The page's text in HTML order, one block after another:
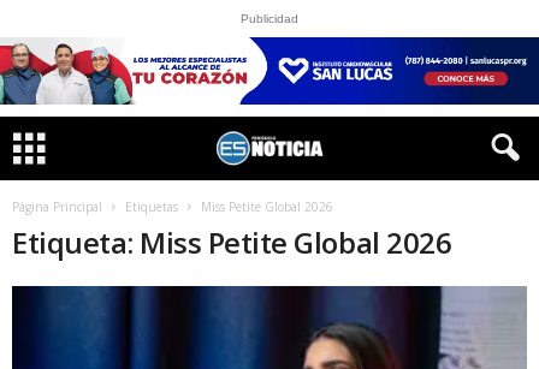
Publicidad
Página Principal Etiquetas Miss Petite Global 2026
Etiqueta: Miss Petite Global 2026